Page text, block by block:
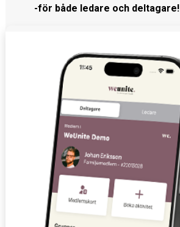
-för både ledare och deltagare!